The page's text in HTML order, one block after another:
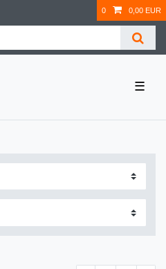
0 0,00 EUR
☰